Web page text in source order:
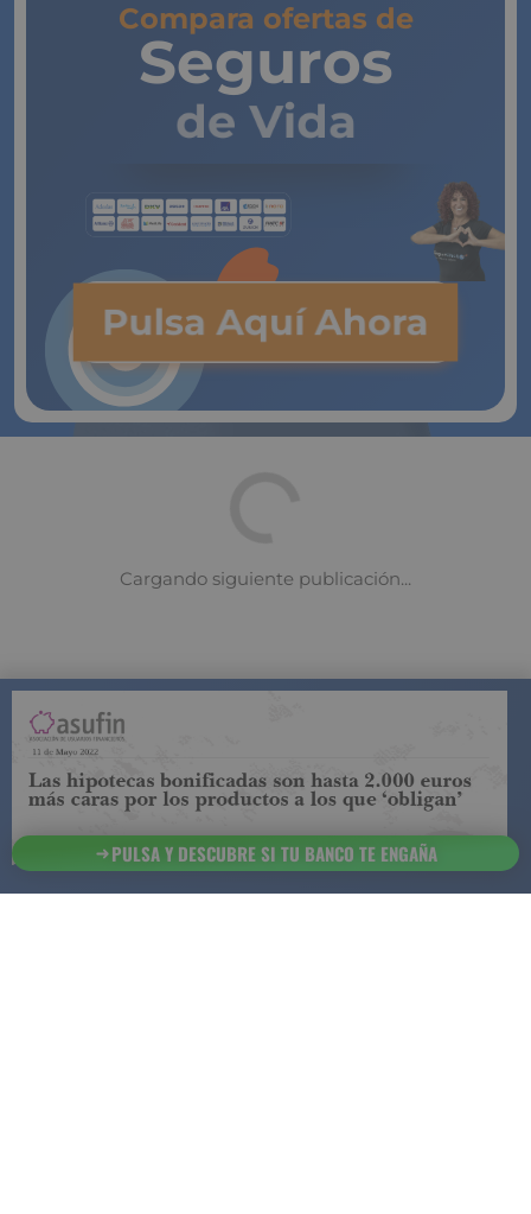
Compara ofertas de
Seguros
de Vida
Pulsa Aquí Ahora
COMPARADOR DE SEGUROS DE VIDASUJETO A LA
REGULACIÓN DE LA DIRECCIÓN GENERAL DE
SEGUROS
ESTA ES LAINFORMACIÓNSOBRE
91 218 93 299 Contacto
PULSA Y DESCUBRE SI TU BANCO TE ENGAÑA